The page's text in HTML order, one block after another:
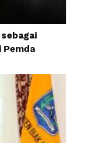
Pemda